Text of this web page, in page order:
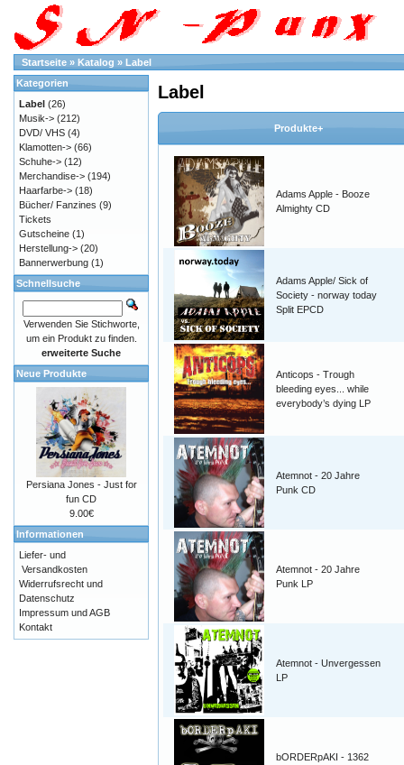
Startseite » Katalog » Label
Label
Produkte+
Adams Apple - Booze
Almighty CD
Adams Apple/ Sick of
Society - norway today
Split EPCD
Anticops - Trough
bleeding eyes... while
everybody’s dying LP
Atemnot - 20 Jahre
Punk CD
Atemnot - 20 Jahre
Punk LP
Atemnot - Unvergessen
LP
bORDERpAKI - 1362
Kategorien
Label (26)
Musik-> (212)
DVD/ VHS (4)
Klamotten-> (66)
Schuhe-> (12)
Merchandise-> (194)
Haarfarbe-> (18)
Bücher/ Fanzines (9)
Tickets
Gutscheine (1)
Herstellung-> (20)
Bannerwerbung (1)
Schnellsuche
Verwenden Sie Stichworte,
um ein Produkt zu finden.
erweiterte Suche
Neue Produkte
Persiana Jones - Just for
fun CD
9.00€
Informationen
Liefer- und
Versandkosten
Widerrufsrecht und
Datenschutz
Impressum und AGB
Kontakt